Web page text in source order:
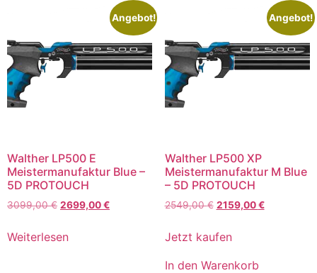
Angebot!
Walther LP500 E
Meistermanufaktur Blue –
5D PROTOUCH
3099,00€ 2699,00€
Weiterlesen
Angebot!
Walther LP500 XP
Meistermanufaktur M Blue
– 5D PROTOUCH
2549,00€ 2159,00€
Jetzt kaufen
In den Warenkorb